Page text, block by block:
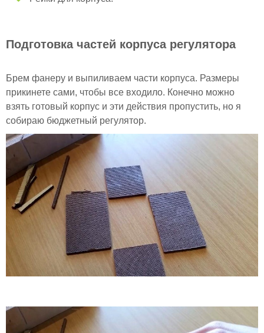
Подготовка частей корпуса регулятора
Брем фанеру и выпиливаем части корпуса. Размеры
прикинете сами, чтобы все входило. Конечно можно
взять готовый корпус и эти действия пропустить, но я
собираю бюджетный регулятор.